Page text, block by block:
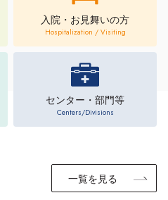
入院・お見舞いの方
Hospitalization / Visiting
センター・部門等
Centers/Divisions
一覧を見る